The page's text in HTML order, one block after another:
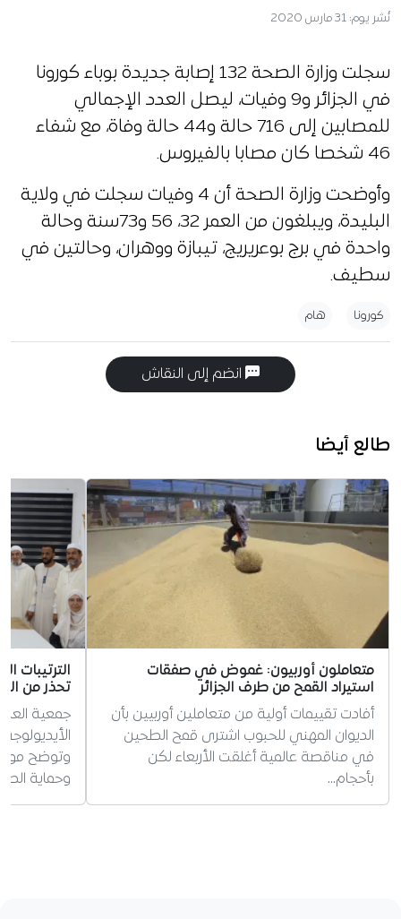
نُشر يوم: 31 مارس 2020
سجلت وزارة الصحة 132 إصابة جديدة بوباء كورونا
في الجزائر و9 وفيات، ليصل العدد الإجمالي
للمصابين إلى 716 حالة و44 حالة وفاة، مع شفاء
46 شخصا كان مصابا بالفيروس.
وأوضحت وزارة الصحة أن 4 وفيات سجلت في ولاية
البليدة، ويبلغون من العمر 32، 56 و73سنة وحالة
واحدة في برج بوعريريج، تيبازة ووهران، وحالتين في
سطيف.
كورونا هام
انضم إلى النقاش
طالع أيضا
متعاملون أوربيون: غموض في صفقات
استيراد القمح من طرف الجزائر
أفادت تقييمات أولية من متعاملين أوربيين بأن
الديوان المهني للحبوب اشترى قمح الطحين
في مناقصة عالمية أغلقت الأربعاء لكن
بأحجام…
الترتيبات
تحذر من
جمعية
وتوضح
وحماية